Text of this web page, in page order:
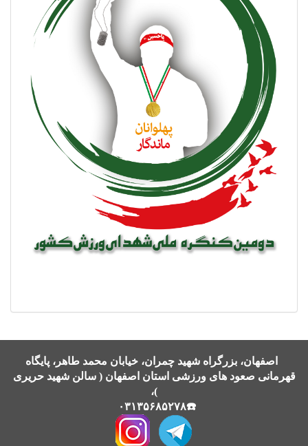
اصفهان، بزرگراه شهید چمران، خیابان محمد طاهر، پایگاه
قهرمانی صعود های ورزشی استان اصفهان ( سالن شهید حریری
)،
☎️۰۳۱۳۵۶۸۵۲۷۸